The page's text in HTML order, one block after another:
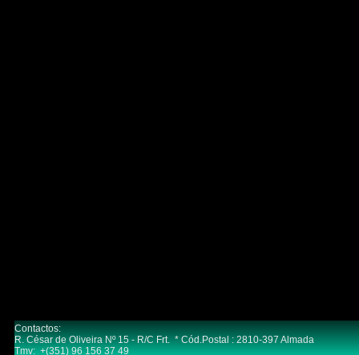
Contactos:
R. César de Oliveira Nº 15 - R/C Frt. * Cód.Postal : 2810-397 Almada
Tmv: +(351) 96 156 37 49